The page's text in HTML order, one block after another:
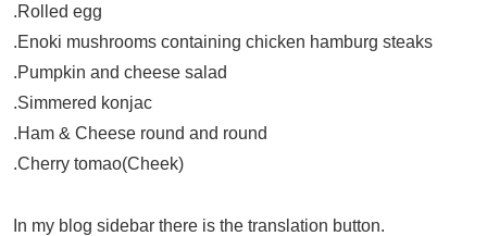
.Rolled egg
.Enoki mushrooms containing chicken hamburg steaks
.Pumpkin and cheese salad
.Simmered konjac
.Ham & Cheese round and round
.Cherry tomao(Cheek)
In my blog sidebar there is the translation button.